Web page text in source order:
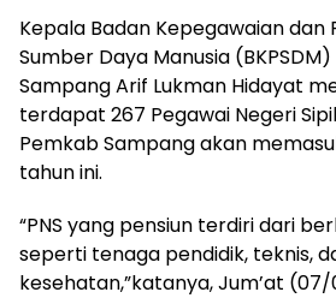
Kepala Badan Kepegawaian
Sumber Daya Manusia
Sampang Arif Lukman Hidayat
terdapat 267 Pegawai Negeri
Pemkab Sampang akan
tahun ini.
“PNS yang pensiun terdiri dari
seperti tenaga pendidik, teknis,
kesehatan,”katanya, Jum’at